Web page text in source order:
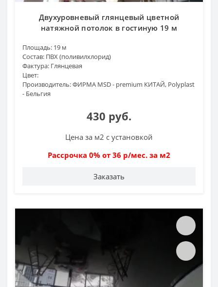
Двухуровневый глянцевый цветной
натяжной потолок в гостиную 19 м
Площадь: 19 м
Состав: ПВХ (поливилхлорид)
Фактура: Глянцевая
Цвет:
Производитель:ФИРМА MSD - premium КИТАЙ, Polyplast
- Бельгия
430 руб.
Цена за м2 с установкой
Рассрочка 0% от 36 р/мес. за м2
Заказать